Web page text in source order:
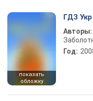
показать
обложку
ГДЗ
Авторы:
Год: